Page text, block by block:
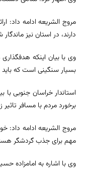
مروج الشریعه ادامه داد:
دارند، در استان نیز ماندگار
وی با بیان اینکه
بسیار سنگینی است که
استاندار خراسان جنوبی
برخورد مردم با مسافر
مروج الشریعه ادامه داد:
مهم برای جذب گردشگر
وی با اشاره به